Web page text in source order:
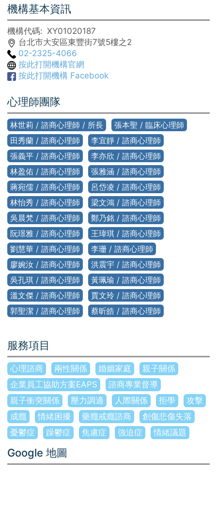
機構基本資訊
機構代碼
XY01020187
台北市大安區東豐街7號5樓之2
02-2325-4066
按此打開機構官網
按此打開機構 Facebook
心理師團隊
林世莉 / 諮商心理師 / 所長
張本聖 / 臨床心理師
田秀蘭 / 諮商心理師
李宜靜 / 諮商心理師
張義平 / 諮商心理師
李亦欣 / 諮商心理師
林盈佑 / 諮商心理師
張雅涵 / 諮商心理師
蔣宛儒 / 諮商心理師
呂岱凌 / 諮商心理師
林怡秀 / 諮商心理師
梁文鴻 / 諮商心理師
吳晨梵 / 諮商心理師
鄭乃銘 / 諮商心理師
阮璟雅 / 諮商心理師
王瑋琪 / 諮商心理師
劉慧華 / 諮商心理師
李珊 / 諮商心理師
廖婉汝 / 諮商心理師
洪震宇 / 諮商心理師
吳孔琪 / 諮商心理師
黃珮瑜 / 諮商心理師
溫文傑 / 諮商心理師
賈文玲 / 諮商心理師
郭聖潔 / 諮商心理師
蔡昕皓 / 諮商心理師
服務項目
心理諮商 兩性關係 婚姻家庭
親子關係
企業員工協助方案EAPS
諮商專業督導
親子衝突關係
壓力調適 人際關係 拒學
攻擊
成癮
情緒困擾 藥癮戒癮諮商
創傷悲傷失落
憂鬱症
躁鬱症 焦慮症 強迫症 情緒議題
Google 地圖